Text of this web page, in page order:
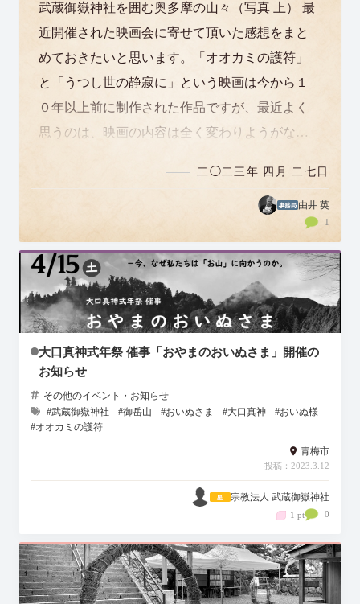
武蔵御嶽神社を囲む奥多摩の山々（写真 上） 最
近開催された映画会に寄せて頂いた感想をまと
めておきたいと思います。「オオカミの護符」
と「うつし世の静寂に」という映画は今から１
０年以上前に制作された作品ですが、最近よく
思うのは、映画の内容は全く変わりようがない
二◯二三年 四月 二七日
由井 英
1
大口真神式年祭 催事「おやまのおいぬさま」開催の
お知らせ
その他のイベント・お知らせ
#武蔵御嶽神社
#御岳山 #おいぬさま #大口真神
#おいぬ様
#オオカミの護符
青梅市
投稿：2023.3.12
宗教法人 武蔵御嶽神社
1 pt 0